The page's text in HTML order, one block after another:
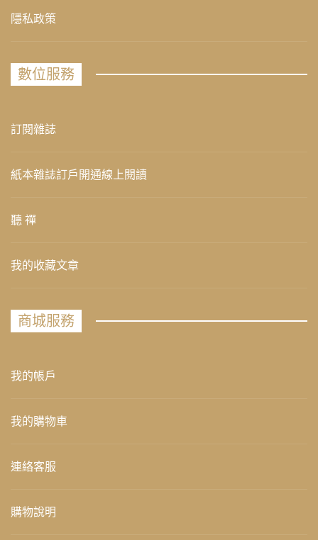
隱私政策
數位服務
訂閱雜誌
紙本雜誌訂戶開通線上閱讀
聽 禪
我的收藏文章
商城服務
我的帳戶
我的購物車
連絡客服
購物說明